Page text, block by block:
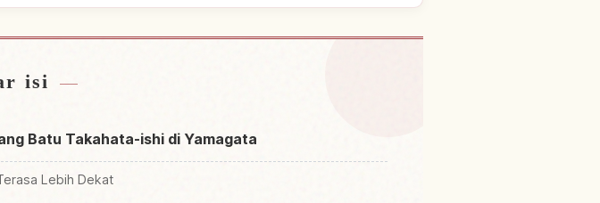
isi
Batu Takahata-ishi di Yamagata
Lebih Dekat